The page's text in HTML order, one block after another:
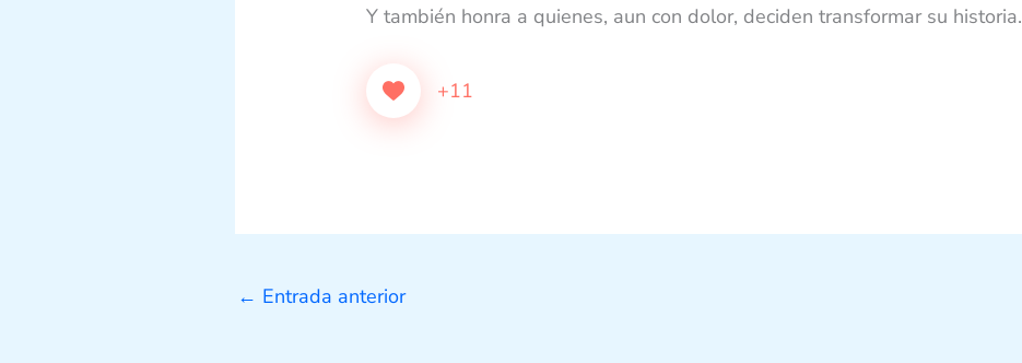
Y también honra a quienes, aun con dolor, deciden transformar su historia.
+11
← Entrada anterior